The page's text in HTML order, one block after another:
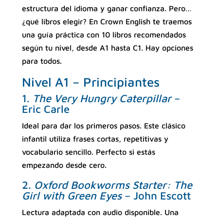
estructura del idioma y ganar confianza. Pero…
¿qué libros elegir? En Crown English te traemos
una guía práctica con 10 libros recomendados
según tu nivel, desde A1 hasta C1. Hay opciones
para todos.
Nivel A1 – Principiantes
1. The Very Hungry Caterpillar–
Eric Carle
Ideal para dar los primeros pasos. Este clásico
infantil utiliza frases cortas, repetitivas y
vocabulario sencillo. Perfecto si estás
empezando desde cero.
2. Oxford Bookworms Starter: The
Girl with Green Eyes– John Escott
Lectura adaptada con audio disponible. Una